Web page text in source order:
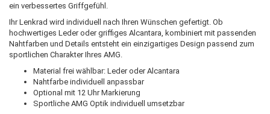
ein verbessertes Griffgefühl.
Ihr Lenkrad wird individuell nach Ihren Wünschen gefertigt. Ob
hochwertiges Leder oder griffiges Alcantara, kombiniert mit passenden
Nahtfarben und Details entsteht ein einzigartiges Design passend zum
sportlichen Charakter Ihres AMG.
Material frei wählbar: Leder oder Alcantara
Nahtfarbe individuell anpassbar
Optional mit 12 Uhr Markierung
Sportliche AMG Optik individuell umsetzbar